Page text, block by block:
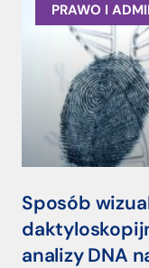
PRAWO I
Sposób
analizy DNA